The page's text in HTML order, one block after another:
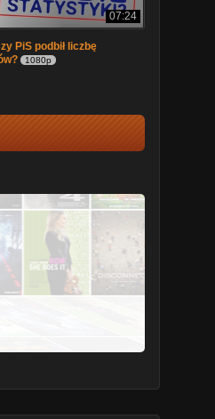
07:24
PiS podbił liczbę
1080p